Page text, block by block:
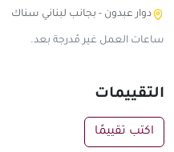
دوار عبدون - بجانب لبناني سناك
ساعات العمل غير مُدرجة بعد.
التقييمات
اكتب تقييمًا